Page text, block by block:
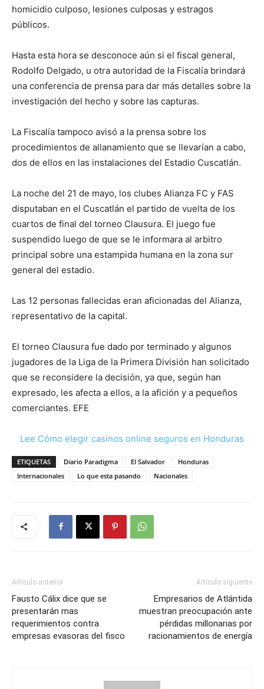
homicidio culposo, lesiones culposas y estragos
públicos.
Hasta esta hora se desconoce aún si el fiscal general,
Rodolfo Delgado, u otra autoridad de la Fiscalía brindará
una conferencia de prensa para dar más detalles sobre la
investigación del hecho y sobre las capturas.
La Fiscalía tampoco avisó a la prensa sobre los
procedimientos de allanamiento que se llevarían a cabo,
dos de ellos en las instalaciones del Estadio Cuscatlán.
La noche del 21 de mayo, los clubes Alianza FC y FAS
disputaban en el Cuscatlán el partido de vuelta de los
cuartos de final del torneo Clausura. El juego fue
suspendido luego de que se le informara al arbitro
principal sobre una estampida humana en la zona sur
general del estadio.
Las 12 personas fallecidas eran aficionadas del Alianza,
representativo de la capital.
El torneo Clausura fue dado por terminado y algunos
jugadores de la Liga de la Primera División han solicitado
que se reconsidere la decisión, ya que, según han
expresado, les afecta a ellos, a la afición y a pequeños
comerciantes. EFE
Lee Cómo elegir casinos online seguros en Honduras
ETIQUETAS Diario Paradigma El Salvador
Honduras
Internacionales
Lo que esta pasando Nacionales
Artículo anterior
Fausto Cálix dice que se
presentarán mas
requerimientos contra
empresas evasoras del fisco
Artículo siguiente
Empresarios de Atlántida
muestran preocupación ante
pérdidas millonarias por
racionamientos de energía